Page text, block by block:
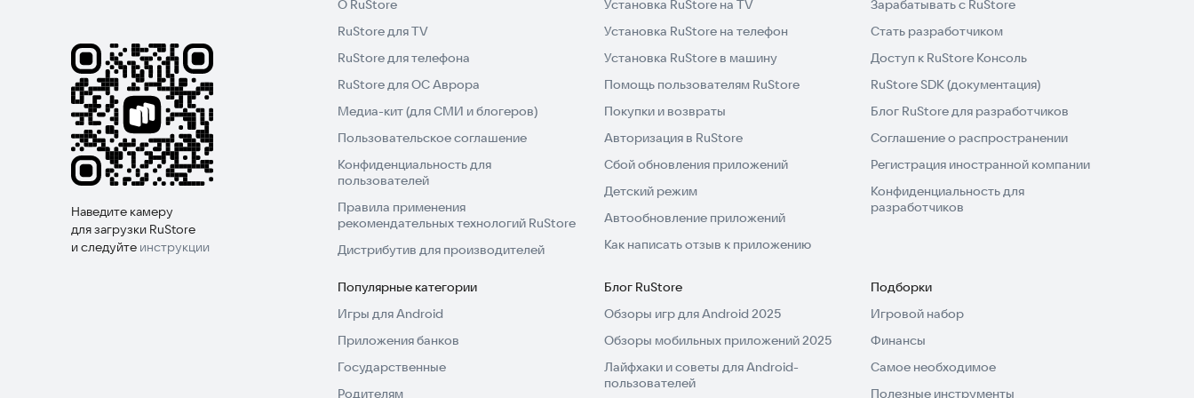
• Миссия по ограблению в играх про ограбление банка
• HD-графика и реалистичный звук в играх про ограбление
• Разнообразное оружие в играх про стрельбу
Попробуйте эту игру прямо сейчас, чтобы испытать острые ощущения от криминального мира.
Наведите камеру
для загрузки RuStore
и следуйте инструкции
О RuStore
RuStore для TV
RuStore для телефона
RuStore для ОС Аврора
Медиа-кит (для СМИ и блогеров)
Пользовательское соглашение
Конфиденциальность для
пользователей
Правила применения
рекомендательных технологий RuStore
Дистрибутив для производителей
Установка RuStore на TV
Установка RuStore на телефон
Установка RuStore в машину
Помощь пользователям RuStore
Покупки и возвраты
Авторизация в RuStore
Сбой обновления приложений
Детский режим
Автообновление приложений
Как написать отзыв к приложению
Зарабатывать с RuStore
Стать разработчиком
Доступ к RuStore Консоль
RuStore SDK (документация)
Блог RuStore для разработчиков
Соглашение о распространении
Регистрация иностранной компании
Конфиденциальность для
разработчиков
Популярные категории
Игры для Android
Приложения банков
Государственные
Родителям
Блог RuStore
Обзоры игр для Android 2025
Обзоры мобильных приложений 2025
Лайфхаки и советы для Android-
пользователей
Подборки
Игровой набор
Финансы
Самое необходимое
Полезные инструменты